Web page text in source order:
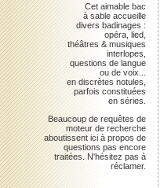
Cet aimable bac
à sable accueille
divers badinages :
opéra, lied,
théâtres & musiques
interlopes,
questions de langue
ou de voix...
en discrètes notules,
parfois constituées
en séries.
Beaucoup de requêtes de
moteur de recherche
aboutissent ici à propos de
questions pas encore
traitées. N'hésitez pas à
réclamer.